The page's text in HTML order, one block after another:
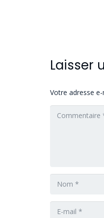
Laisser
Votre adresse